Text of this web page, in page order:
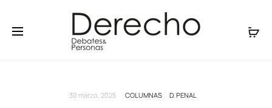
30 marzo, 2025 COLUMNAS D. PENAL